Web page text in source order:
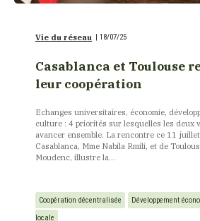
Vie du réseau 18/07/25
Casablanca et Toulouse
leur coopération
Echanges universitaires, économie,
culture : 4 priorités sur lesquelles les deux
avancer ensemble. La rencontre ce 11
Casablanca, Mme Nabila Rmili, et de
Moudenc, illustre la...
Coopération décentralisée Développement
locale